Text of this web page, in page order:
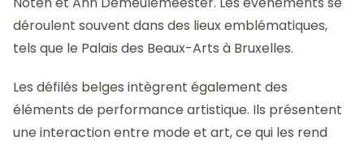
déroulent souvent dans des lieux emblématiques,
tels que le Palais des Beaux-Arts à Bruxelles.
Les défilés belges intègrent également des
éléments de performance artistique. Ils présentent
une interaction entre mode et art, ce qui les rend